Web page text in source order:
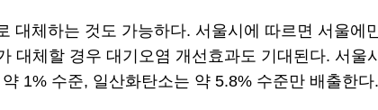
체하는 것도 가능하다. 서울시에 따르면 서울에
체할 경우 대기오염 개선효과도 기대된다. 서울
1% 수준, 일산화탄소는 약 5.8% 수준만 배출한